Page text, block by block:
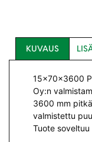
KUVAUS
15x70x3600
Oy:n
3600 mm
valmistettu
Tuote soveltuu